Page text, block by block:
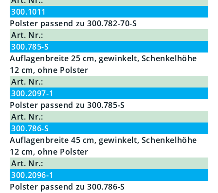
300.1011
Polster passend zu 300.782-70-S
Art. Nr.:
300.785-S
Auflagenbreite 25 cm, gewinkelt, Schenkelhöhe
12 cm, ohne Polster
Art. Nr.:
300.2097-1
Polster passend zu 300.785-S
Art. Nr.:
300.786-S
Auflagenbreite 45 cm, gewinkelt, Schenkelhöhe
12 cm, ohne Polster
Art. Nr.:
300.2096-1
Polster passend zu 300.786-S